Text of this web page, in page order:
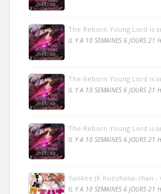
The Reborn Young Lord is
IL Y A 10 SEMAINES 6 JOURS 21
The Reborn Young Lord is
IL Y A 10 SEMAINES 6 JOURS 21
The Reborn Young Lord is
IL Y A 10 SEMAINES 6 JOURS 21
Yankee JK Kuzuhana-chan -
IL Y A 10 SEMAINES 6 JOURS 21